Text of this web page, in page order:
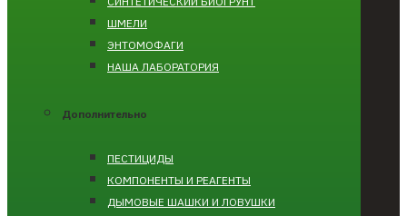
ШМЕЛИ
ЭНТОМОФАГИ
НАША ЛАБОРАТОРИЯ
Дополнительно
ПЕСТИЦИДЫ
КОМПОНЕНТЫ И РЕАГЕНТЫ
ДЫМОВЫЕ ШАШКИ И ЛОВУШКИ